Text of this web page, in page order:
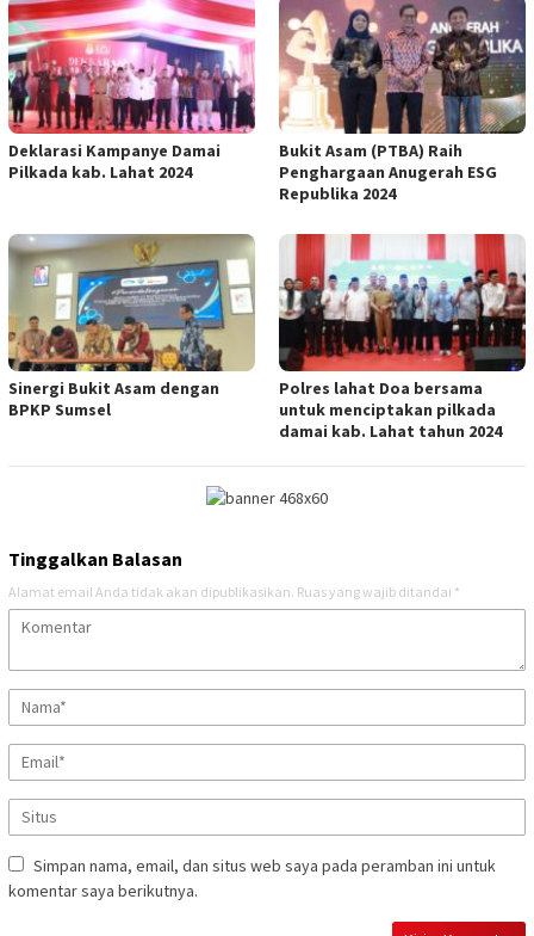
Deklarasi Kampanye Damai
Pilkada kab. Lahat 2024
Bukit Asam (PTBA) Raih
Penghargaan Anugerah ESG
Republika 2024
Sinergi Bukit Asam dengan
BPKP Sumsel
Polres lahat Doa bersama
untuk menciptakan pilkada
damai kab. Lahat tahun 2024
Tinggalkan Balasan
Alamat email Anda tidak akan dipublikasikan. Ruas yang wajib ditandai *
Simpan nama, email, dan situs web saya pada peramban ini untuk
komentar saya berikutnya.